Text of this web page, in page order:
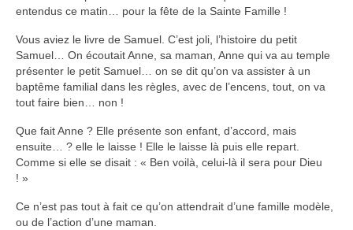
entendus ce matin… pour la fête de la Sainte Famille !
Vous aviez le livre de Samuel. C’est joli, l’histoire du petit
Samuel… On écoutait Anne, sa maman, Anne qui va au temple
présenter le petit Samuel… on se dit qu’on va assister à un
baptême familial dans les règles, avec de l’encens, tout, on va
tout faire bien… non !
Que fait Anne ? Elle présente son enfant, d’accord, mais
ensuite… ? elle le laisse ! Elle le laisse là puis elle repart.
Comme si elle se disait : « Ben voilà, celui-là il sera pour Dieu
! »
Ce n’est pas tout à fait ce qu’on attendrait d’une famille modèle,
ou de l’action d’une maman.